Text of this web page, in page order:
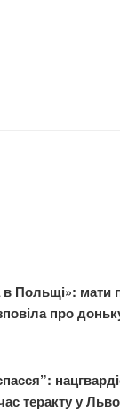
Польщі»: мати
про
теракту у